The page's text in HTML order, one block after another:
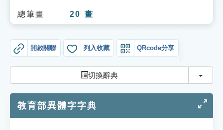
單字索引
遊戲專區
教學應用
貓頭鷹博士
總筆畫 20 畫
開啟關聯 列入收藏 QRcode分享
切換辭典 切換
教育部異體字字典